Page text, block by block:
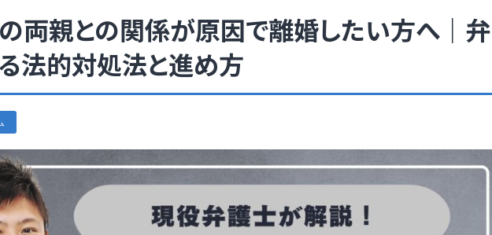
両親との関係が原因で離婚したい方へ｜弁
法的対処法と進め方